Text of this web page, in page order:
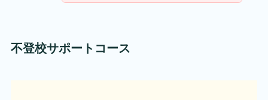
不登校サポートコース